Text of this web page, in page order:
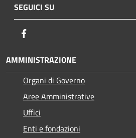
SEGUICI SU
AMMINISTRAZIONE
Organi di Governo
Aree Amministrative
Uffici
Enti e fondazioni